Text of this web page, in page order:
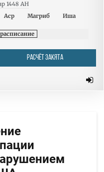
1448 AH
Аср Магриб Иша
РАСЧЁТ ЗАКЯТА